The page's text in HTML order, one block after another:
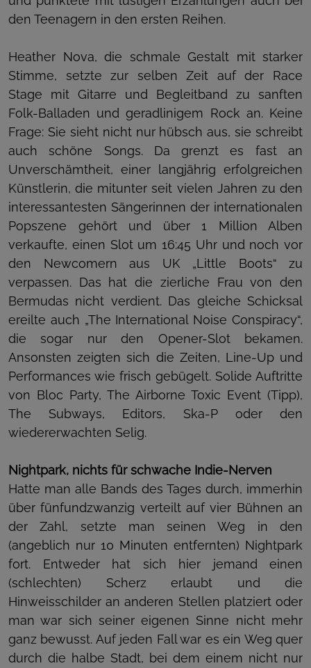
den Teenagern in den ersten Reihen.
Heather Nova, die schmale Gestalt mit starker
Stimme, setzte zur selben Zeit auf der Race
Stage mit Gitarre und Begleitband zu sanften
Folk-Balladen und geradlinigem Rock an. Keine
Frage: Sie sieht nicht nur hübsch aus, sie schreibt
auch schöne Songs. Da grenzt es fast an
Unverschämtheit, einer langjährig erfolgreichen
Künstlerin, die mitunter seit vielen Jahren zu den
interessantesten Sängerinnen der internationalen
Popszene gehört und über 1 Million Alben
verkaufte, einen Slot um 16:45 Uhr und noch vor
den Newcomern aus UK „Little Boots“ zu
verpassen. Das hat die zierliche Frau von den
Bermudas nicht verdient. Das gleiche Schicksal
ereilte auch „The International Noise Conspiracy“,
die sogar nur den Opener-Slot bekamen.
Ansonsten zeigten sich die Zeiten, Line-Up und
Performances wie frisch gebügelt. Solide Auftritte
von Bloc Party, The Airborne Toxic Event (Tipp),
The Subways, Editors, Ska-P oder den
wiedererwachten Selig.
Nightpark, nichts für schwache Indie-Nerven
Hatte man alle Bands des Tages durch, immerhin
über fünfundzwanzig verteilt auf vier Bühnen an
der Zahl, setzte man seinen Weg in den
(angeblich nur 10 Minuten entfernten) Nightpark
fort. Entweder hat sich hier jemand einen
(schlechten) Scherz erlaubt und die
Hinweisschilder an anderen Stellen platziert oder
man war sich seiner eigenen Sinne nicht mehr
ganz bewusst. Auf jeden Fall war es ein Weg quer
durch die halbe Stadt, bei dem einem nicht nur